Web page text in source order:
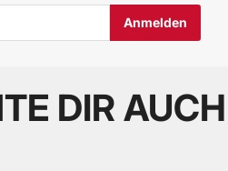
DIR AUCH